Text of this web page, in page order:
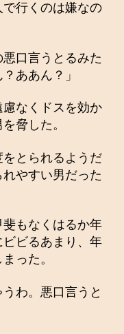
行くのは嫌なの
悪口言うとるみた
ああん？」
なくドスを効か
脅した。
とられるようだ
やすい男だった
もなくはるか年
ビるあまり、年
った。
わ。悪口言うと